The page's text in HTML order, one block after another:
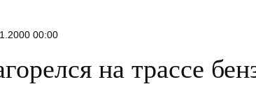
00:00
на трассе